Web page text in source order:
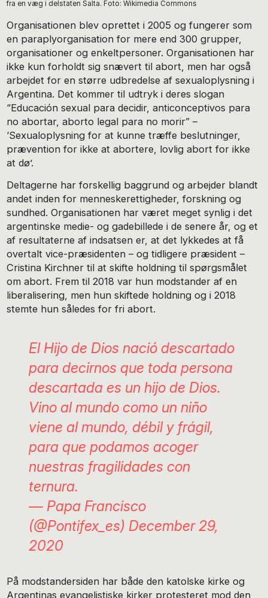
fra en væg i delstaten Salta. Foto: Wikimedia Commons
Organisationen blev oprettet i 2005 og fungerer som
en paraplyorganisation for mere end 300 grupper,
organisationer og enkeltpersoner. Organisationen har
ikke kun forholdt sig snævert til abort, men har også
arbejdet for en større udbredelse af sexualoplysning i
Argentina. Det kommer til udtryk i deres slogan
“Educación sexual para decidir, anticonceptivos para
no abortar, aborto legal para no morir” –
‘Sexualoplysning for at kunne træffe beslutninger,
prævention for ikke at abortere, lovlig abort for ikke
at dø’.
Deltagerne har forskellig baggrund og arbejder blandt
andet inden for menneskerettigheder, forskning og
sundhed. Organisationen har været meget synlig i det
argentinske medie- og gadebillede i de senere år, og et
af resultaterne af indsatsen er, at det lykkedes at få
overtalt vice-præsidenten – og tidligere præsident –
Cristina Kirchner til at skifte holdning til spørgsmålet
om abort. Frem til 2018 var hun modstander af en
liberalisering, men hun skiftede holdning og i 2018
stemte hun således for fri abort.
El Hijo de Dios nació descartado
para decirnos que toda persona
descartada es un hijo de Dios.
Vino al mundo como un niño
viene al mundo, débil y frágil,
para que podamos acoger
nuestras fragilidades con
ternura.
— Papa Francisco
(@Pontifex_es) December 29,
2020
På modstandersiden har både den katolske kirke og
Argentinas evangelistiske kirker protesteret mod den